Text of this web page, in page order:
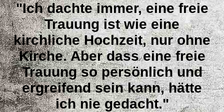
"Ich dachte immer, eine freie
Trauung ist wie eine
kirchliche Hochzeit, nur ohne
Kirche. Aber dass eine freie
Trauung so persönlich und
ergreifend sein kann, hätte
ich nie gedacht."